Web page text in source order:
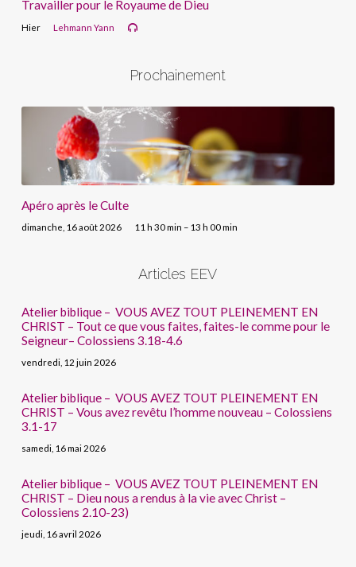
Travailler pour le Royaume de Dieu
Hier Lehmann Yann
Prochainement
Apéro après le Culte
dimanche, 16 août 2026 11 h 30 min – 13 h 00 min
Articles EEV
Atelier biblique – VOUS AVEZ TOUT PLEINEMENT EN
CHRIST – Tout ce que vous faites, faites-le comme pour le
Seigneur– Colossiens 3.18-4.6
vendredi, 12 juin 2026
Atelier biblique – VOUS AVEZ TOUT PLEINEMENT EN
CHRIST – Vous avez revêtu l’homme nouveau – Colossiens
3.1-17
samedi, 16 mai 2026
Atelier biblique – VOUS AVEZ TOUT PLEINEMENT EN
CHRIST – Dieu nous a rendus à la vie avec Christ –
Colossiens 2.10-23)
jeudi, 16 avril 2026